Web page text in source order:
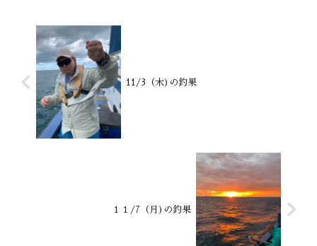
11/3（木)の釣果
１１/7（月)の釣果